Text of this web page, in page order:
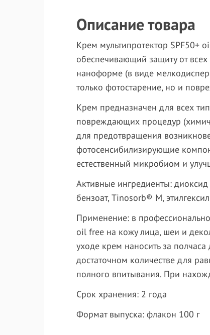
Описание товара
Крем мультипротектор SPF50+
обеспечивающий защиту от
наноформе (в виде
только фотостарение, но и
Крем предназначен для всех
повреждающих процедур
для предотвращения
фотосенсибилизирующие
естественный микробиом и
Активные ингредиенты: диоксид
бензоат, Tinosorb® M,
Применение: в
oil free на кожу лица, шеи и
уходе крем наносить за
достаточном количестве для
полного впитывания. При
Срок хранения: 2 года
Формат выпуска: флакон 100 г